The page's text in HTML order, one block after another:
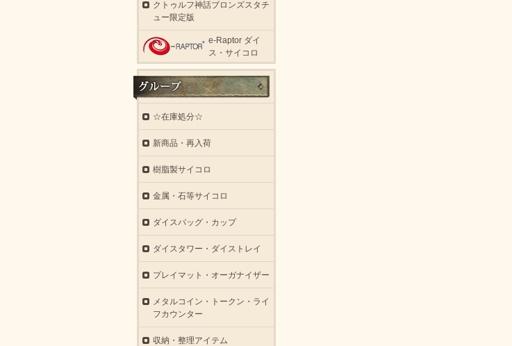
クトゥルフ神話ブロンズスタチ
ュー限定版
e-Raptor ダイ
ス・サイコロ
☆在庫処分☆
新商品・再入荷
樹脂製サイコロ
金属・石等サイコロ
ダイスバッグ・カップ
ダイスタワー・ダイストレイ
プレイマット・オーガナイザー
メタルコイン・トークン・ライ
フカウンター
収納・整理アイテム